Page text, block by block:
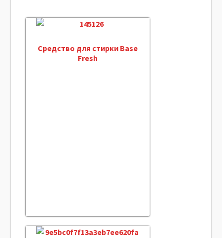
Средство для стирки Base
Fresh